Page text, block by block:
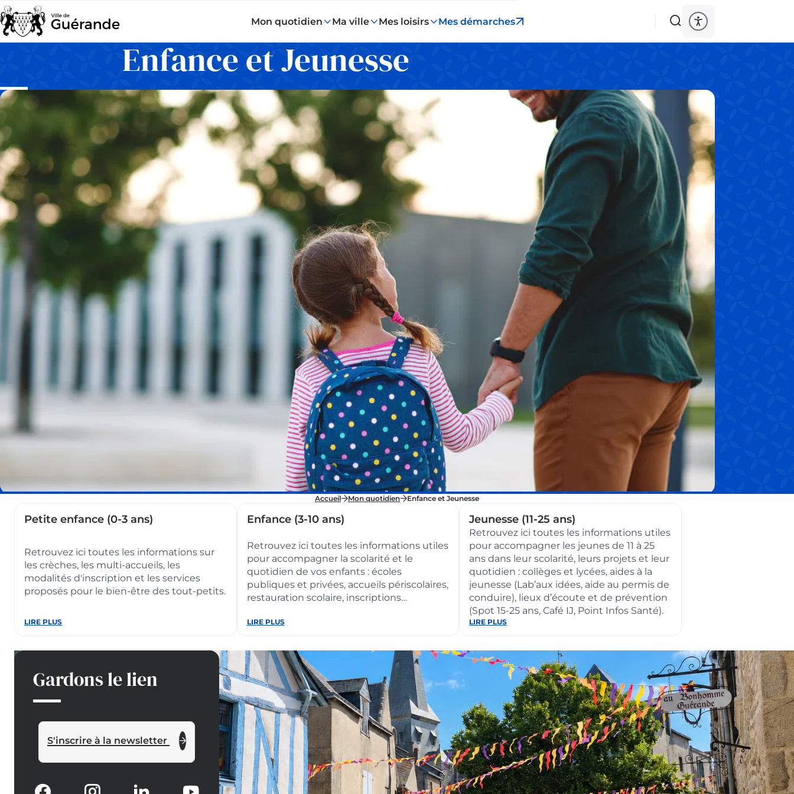
Mon quotidien Ma ville Mes loisirs Mes démarches
Enfance et Jeunesse
Accueil Mon quotidien Enfance et Jeunesse
Pages
enfant
de
page
enfance
jeunesse
Petite enfance (0-3 ans)
Retrouvez ici toutes les informations sur
les crèches, les multi-accueils, les
modalités d'inscription et les services
proposés pour le bien-être des tout-petits.
:
(0-
LIRE PLUS
Enfance (3-10 ans)
Retrouvez ici toutes les informations utiles
pour accompagner la scolarité et le
quotidien de vos enfants : écoles
publiques et privées, accueils périscolaires,
restauration scolaire, inscriptions…
:
10
ans)
LIRE PLUS
Jeunesse (11-25 ans)
Retrouvez ici toutes les informations utiles
pour accompagner les jeunes de 11 à 25
ans dans leur scolarité, leurs projets et leur
quotidien : collèges et lycées, aides à la
jeunesse (Lab’aux idées, aide au permis de
conduire), lieux d’écoute et de prévention
(Spot 15-25 ans, Café IJ, Point Infos Santé).
:
25
ans)
LIRE PLUS
Gardons le lien
S'inscrire à la newsletter